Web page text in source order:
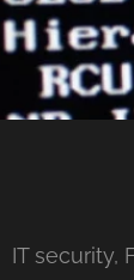
IT security,